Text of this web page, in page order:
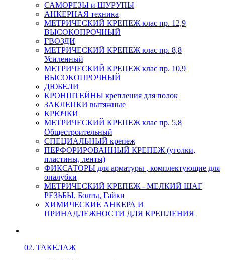
САМОРЕЗЫ и ШУРУПЫ
АНКЕРНАЯ техника
МЕТРИЧЕСКИЙ КРЕПЕЖ клас пр. 12,9
ВЫСОКОПРОЧНЫЙ
ГВОЗДИ
МЕТРИЧЕСКИЙ КРЕПЕЖ клас пр. 8,8
Усиленный
МЕТРИЧЕСКИЙ КРЕПЕЖ клас пр. 10,9
ВЫСОКОПРОЧНЫЙ
ДЮБЕЛИ
КРОНШТЕЙНЫ крепления для полок
ЗАКЛЕПКИ вытяжные
КРЮЧКИ
МЕТРИЧЕСКИЙ КРЕПЕЖ клас пр. 5,8
Общестроительный
СПЕЦИАЛЬНЫЙ крепеж
ПЕРФОРИРОВАННЫЙ КРЕПЕЖ (уголки,
пластины, ленты)
ФИКСАТОРЫ для арматуры , комплектующие для
опалубки
МЕТРИЧЕСКИЙ КРЕПЕЖ - МЕЛКИЙ ШАГ
РЕЗЬБЫ, Болты, Гайки
ХИМИЧЕСКИЕ АНКЕРА И
ПРИНАДЛЕЖНОСТИ ДЛЯ КРЕПЛЕНИЯ
02. ТАКЕЛАЖ